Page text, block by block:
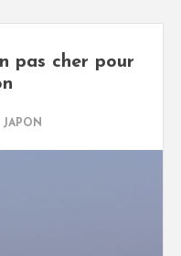
pas cher pour
JAPON